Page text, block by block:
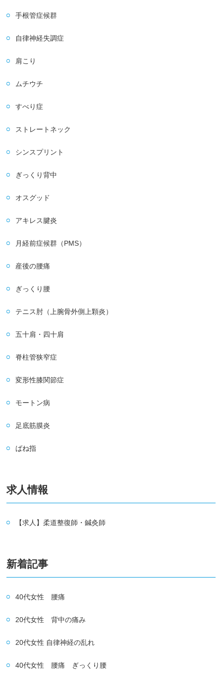
手根管症候群
自律神経失調症
肩こり
ムチウチ
すべり症
ストレートネック
シンスプリント
ぎっくり背中
オスグッド
アキレス腱炎
月経前症候群（PMS）
産後の腰痛
ぎっくり腰
テニス肘（上腕骨外側上顆炎）
五十肩・四十肩
脊柱管狭窄症
変形性膝関節症
モートン病
足底筋膜炎
ばね指
求人情報
【求人】柔道整復師・鍼灸師
新着記事
40代女性 腰痛
20代女性 背中の痛み
20代女性 自律神経の乱れ
40代女性 腰痛 ぎっくり腰